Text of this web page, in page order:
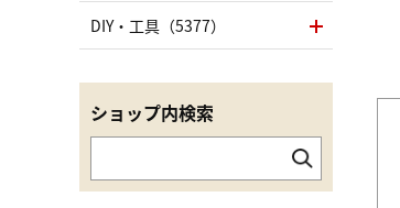
DIY・工具（5377）
ショップ内検索